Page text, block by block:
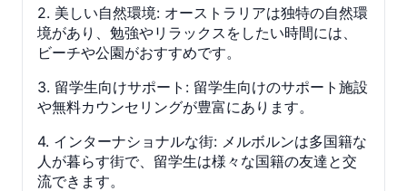
2. 美しい自然環境: オーストラリアは独特の自然環
境があり、勉強やリラックスをしたい時間には、
ビーチや公園がおすすめです。
3. 留学生向けサポート: 留学生向けのサポート施設
や無料カウンセリングが豊富にあります。
4. インターナショナルな街: メルボルンは多国籍な
人が暮らす街で、留学生は様々な国籍の友達と交
流できます。